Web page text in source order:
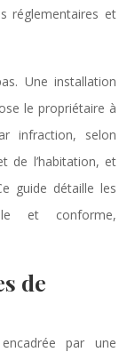
réglementaires et
Une installation
le propriétaire à
infraction, selon
de l’habitation, et
guide détaille les
et conforme,
de
par une